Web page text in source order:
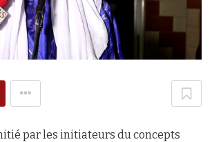
par les initiateurs du concepts